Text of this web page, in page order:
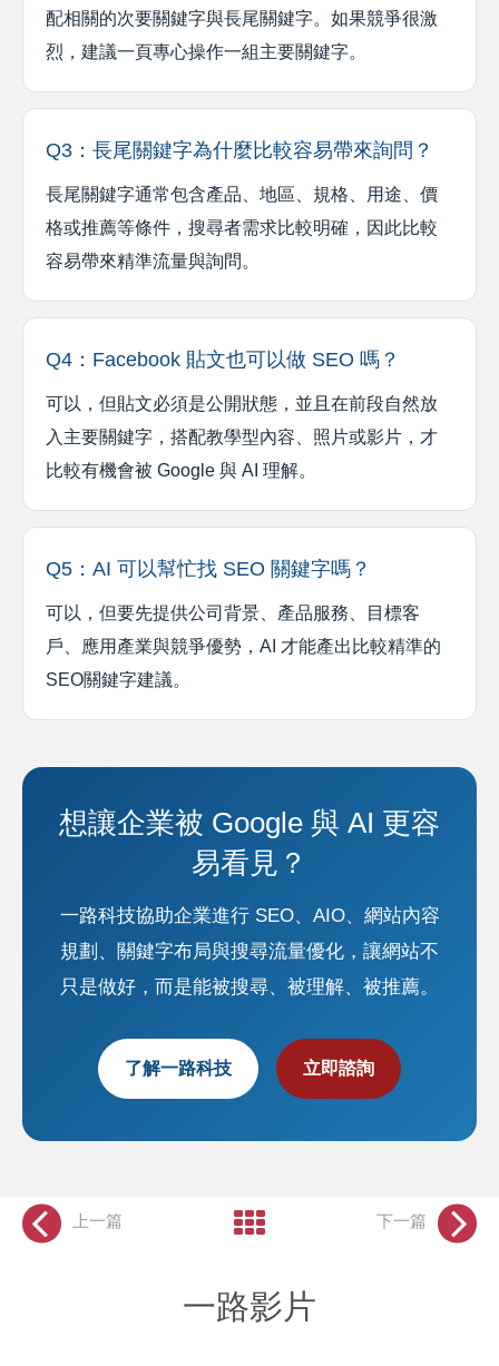
配相關的次要關鍵字與長尾關鍵字。如果競爭很激
烈，建議一頁專心操作一組主要關鍵字。
Q3：長尾關鍵字為什麼比較容易帶來詢問？
長尾關鍵字通常包含產品、地區、規格、用途、價
格或推薦等條件，搜尋者需求比較明確，因此比較
容易帶來精準流量與詢問。
Q4：Facebook 貼文也可以做 SEO 嗎？
可以，但貼文必須是公開狀態，並且在前段自然放
入主要關鍵字，搭配教學型內容、照片或影片，才
比較有機會被 Google 與 AI 理解。
Q5：AI 可以幫忙找 SEO 關鍵字嗎？
可以，但要先提供公司背景、產品服務、目標客
戶、應用產業與競爭優勢，AI 才能產出比較精準的
SEO關鍵字建議。
想讓企業被 Google 與 AI 更容
易看見？
一路科技協助企業進行 SEO、AIO、網站內容
規劃、關鍵字布局與搜尋流量優化，讓網站不
只是做好，而是能被搜尋、被理解、被推薦。
了解一路科技 立即諮詢
上一篇 下一篇
一路影片